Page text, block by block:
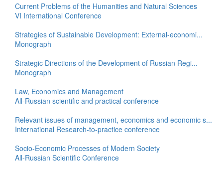
Current Problems of the Humanities and Natural Sciences
VI International Conference
Strategies of Sustainable Development: External-economi...
Monograph
Strategic Directions of the Development of Russian Regi...
Monograph
Law, Economics and Management
All-Russian scientific and practical conference
Relevant issues of management, economics and economic s...
International Research-to-practice conference
Socio-Economic Processes of Modern Society
All-Russian Scientific Conference